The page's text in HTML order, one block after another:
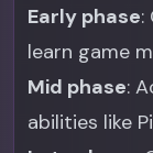
Early phase:
learn game
Mid phase:
abilities like